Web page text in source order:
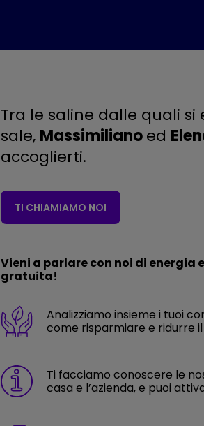
Tra le saline dalle quali
sale, Massimilianoed
accoglierti.
TI CHIAMIAMO NOI
Vieni a parlare con noi di energia
gratuita!
Analizziamo insieme i tuoi
come risparmiare e ridurre
Ti facciamo conoscere le
casa e l’azienda, e puoi